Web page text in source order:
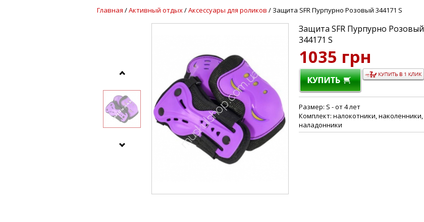
Главная /Активный отдых/Аксессуары для роликов / Защита SFR Пурпурно Розовый 344171 S
Защита SFR Пурпурно Розовый
344171 S
1035 грн
Размер: S - от 4 лет
Комплект: налокотники, наколенники,
наладонники